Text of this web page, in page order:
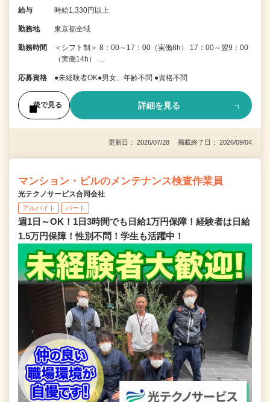
給与 時給1,330円以上
勤務地 東京都全域
勤務時間
＜シフト制＞ 8：00～17：00（実働8h） 17：00～翌9：00
（実働14h） …
応募資格 ●未経験者OK●男女、年齢不問 ●資格不問
後で見る 詳細を見る
更新日： 2026/07/28 掲載終了日： 2026/09/04
マンション・ビルのメンテナンス検査作業員
光テクノサービス合同会社
アルバイト パート
週1日～OK！1日3時間でも日給1万円保障！経験者は日給
1.5万円保障！性別不問！学生も活躍中！